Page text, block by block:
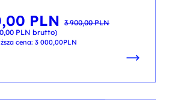
3 900,00PLN
PLN
PLN brutto)
cena: 3 000,00PLN